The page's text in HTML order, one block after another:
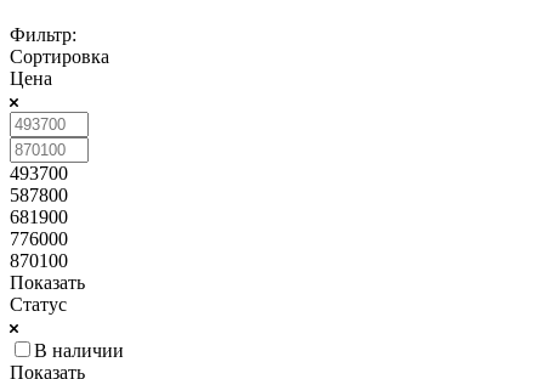
Фильтр:
Сортировка
Цена
493700
587800
681900
776000
870100
Показать
Статус
В наличии
Показать